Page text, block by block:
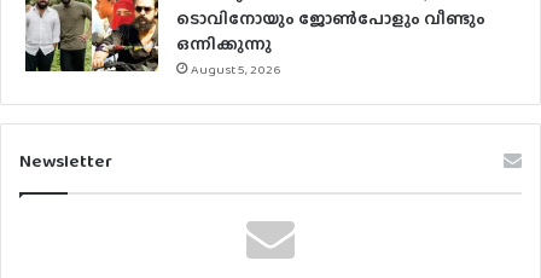
ടൊവിനോയും ജോൺപോളും വീണ്ടും
ഒന്നിക്കുന്നു
August 5, 2026
Newsletter